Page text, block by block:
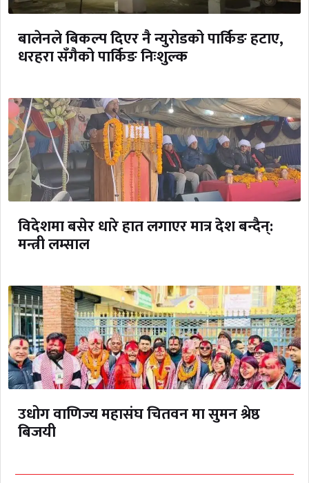
बालेनले बिकल्प दिएर नै न्युरोडको पार्किङ हटाए,
धरहरा सँगैको पार्किङ निःशुल्क
विदेशमा बसेर धारे हात लगाएर मात्र देश बन्दैन्:
मन्त्री लम्साल
उधोग वाणिज्य महासंघ चितवन मा सुमन श्रेष्ठ
बिजयी